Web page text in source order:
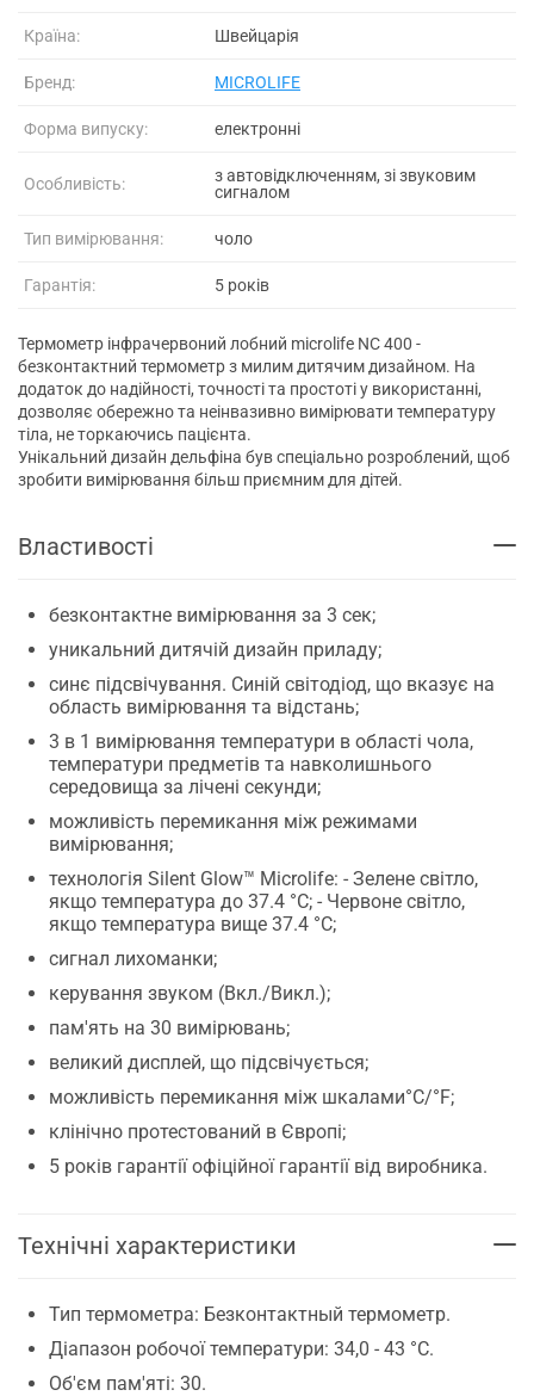
Країна: Швейцарія
Бренд: MICROLIFE
Форма випуску: електронні
Особливість:
з автовідключенням, зі звуковим
сигналом
Тип вимірювання: чоло
Гарантія: 5 років
Термометр інфрачервоний лобний microlife NC 400 -
безконтактний термометр з милим дитячим дизайном. На
додаток до надійності, точності та простоті у використанні,
дозволяє обережно та неінвазивно вимірювати температуру
тіла, не торкаючись пацієнта.
Унікальний дизайн дельфіна був спеціально розроблений, щоб
зробити вимірювання більш приємним для дітей.
Властивості
безконтактне вимірювання за 3 сек;
уникальний дитячій дизайн приладу;
синє підсвічування. Синій світодіод, що вказує на
область вимірювання та відстань;
3 в 1 вимірювання температури в області чола,
температури предметів та навколишнього
середовища за лічені секунди;
можливість перемикання між режимами
вимірювання;
технологія Silent Glow™ Microlife: - Зелене світло,
якщо температура до 37.4 °C; - Червоне світло,
якщо температура вище 37.4 °C;
сигнал лихоманки;
керування звуком (Вкл./Викл.);
пам'ять на 30 вимірювань;
великий дисплей, що підсвічується;
можливість перемикання між шкалами°C/°F;
клінічно протестований в Європі;
5 років гарантії офіційної гарантії від виробника.
Технічні характеристики
Тип термометра: Безконтактный термометр.
Діапазон робочої температури: 34,0 - 43 °C.
Об'єм пам'яті: 30.